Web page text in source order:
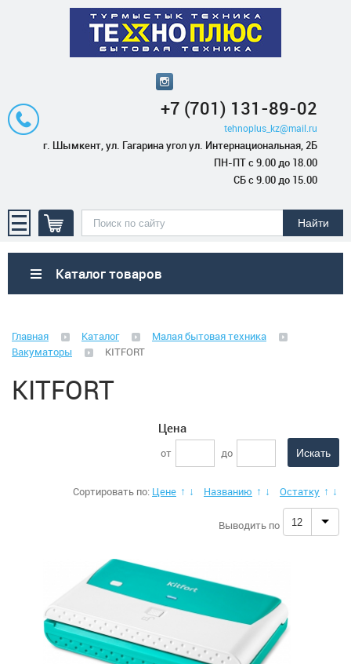
+7 (701) 131-89-02
tehnoplus_kz@mail.ru
г. Шымкент, ул. Гагарина угол ул. Интернациональная, 2Б
ПН-ПТ с 9.00 до 18.00
СБ с 9.00 до 15.00
Каталог товаров
Климатическая техника
Малая бытовая техника
Весы (напольные)
Гладильные системы, доски
Йогуртницы
Главная Каталог
Малая бытовая техника
Вакуматоры
KITFORT
KITFORT
Цена
от до
Сортировать по: Цене ↑ ↓ Названию ↑ ↓ Остатку ↑ ↓
Выводить по 12